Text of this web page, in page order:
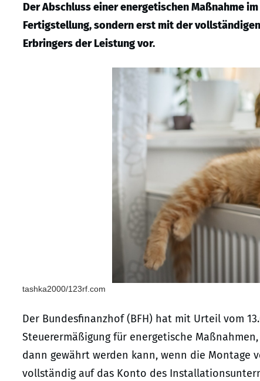
Der Abschluss einer energetischen Maßnahme
Fertigstellung, sondern erst mit der
Erbringers der Leistung vor.
tashka2000/123rf.com
Der Bundesfinanzhof (BFH) hat mit Urteil vom
Steuerermäßigung für energetische
dann gewährt werden kann, wenn die Montage
vollständig auf das Konto des